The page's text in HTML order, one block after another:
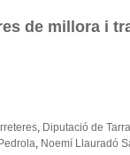
de millora i
, Diputació de
, Noemí Llauradó